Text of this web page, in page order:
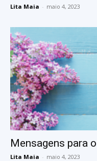
Lita Maia - maio 4, 2023
Mensagens para
Lita Maia - maio 4, 2023